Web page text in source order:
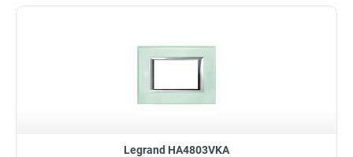
Legrand HA4803VKA